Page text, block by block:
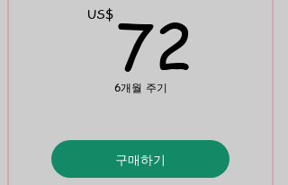
US$ 72
6개월 주기
구매하기